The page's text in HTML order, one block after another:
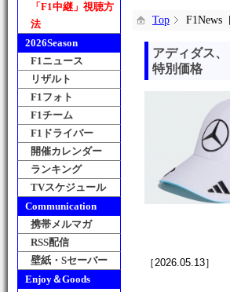
「F1中継」視聴方
法
2026Season
F1ニュース
リザルト
F1フォト
F1チーム
F1ドライバー
開催カレンダー
ランキング
TVスケジュール
Communication
携帯メルマガ
RSS配信
壁紙・Sセーバー
Enjoy＆Goods
Top F1News
アディダス
特別価格
［2026.05.13］